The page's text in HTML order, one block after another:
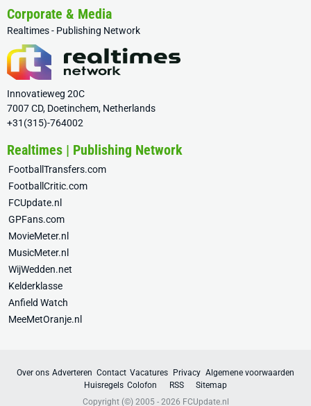
Corporate & Media
Realtimes - Publishing Network
Innovatieweg 20C
7007 CD, Doetinchem, Netherlands
+31(315)-764002
Realtimes | Publishing Network
FootballTransfers.com
FootballCritic.com
FCUpdate.nl
GPFans.com
MovieMeter.nl
MusicMeter.nl
WijWedden.net
Kelderklasse
Anfield Watch
MeeMetOranje.nl
Over ons Adverteren Contact Vacatures Privacy Algemene voorwaarden
Huisregels Colofon RSS
Sitemap
Copyright (©) 2005 - 2026 FCUpdate.nl